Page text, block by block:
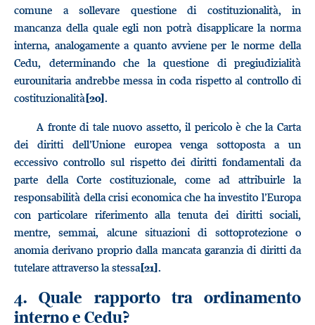
comune a sollevare questione di costituzionalità, in
mancanza della quale egli non potrà disapplicare la norma
interna, analogamente a quanto avviene per le norme della
Cedu, determinando che la questione di pregiudizialità
eurounitaria andrebbe messa in coda rispetto al controllo di
costituzionalità[20].
A fronte di tale nuovo assetto, il pericolo è che la Carta
dei diritti dell’Unione europea venga sottoposta a un
eccessivo controllo sul rispetto dei diritti fondamentali da
parte della Corte costituzionale, come ad attribuirle la
responsabilità della crisi economica che ha investito l’Europa
con particolare riferimento alla tenuta dei diritti sociali,
mentre, semmai, alcune situazioni di sottoprotezione o
anomia derivano proprio dalla mancata garanzia di diritti da
tutelare attraverso la stessa[21].
4. Quale rapporto tra ordinamento
interno e Cedu?